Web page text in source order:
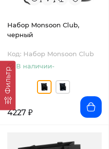
Фильтр
Набор Monsoon Club,
черный
Код: Набор Monsoon Club
В наличии-
4227 ₽